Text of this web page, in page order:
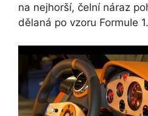
na nejhorší, čelní náraz
dělaná po vzoru Formule 1.